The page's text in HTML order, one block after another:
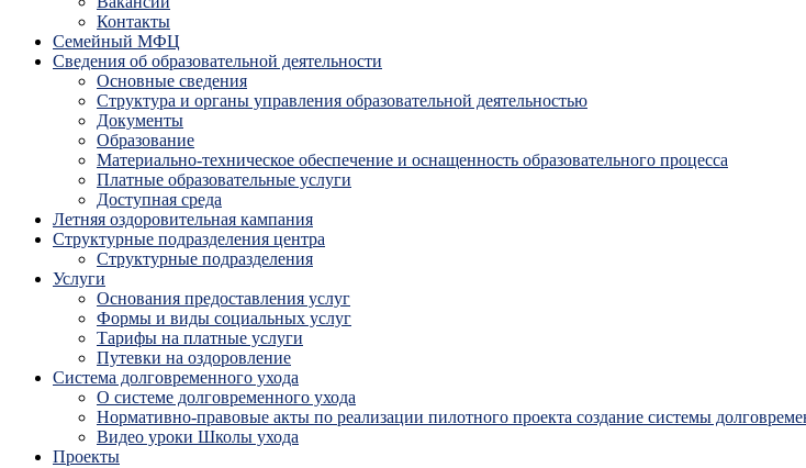
Контакты
Семейный МФЦ
Сведения об образовательной деятельности
Основные сведения
Структура и органы управления образовательной деятельностью
Документы
Образование
Материально-техническое обеспечение и оснащенность образовательного процесса
Платные образовательные услуги
Доступная среда
Летняя оздоровительная кампания
Структурные подразделения центра
Структурные подразделения
Услуги
Основания предоставления услуг
Формы и виды социальных услуг
Тарифы на платные услуги
Путевки на оздоровление
Система долговременного ухода
О системе долговременного ухода
Нормативно-правовые акты по реализации пилотного проекта создание системы
Видео уроки Школы ухода
Проекты